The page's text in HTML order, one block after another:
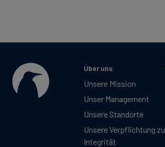
Über uns
Unsere Mission
Unser Management
Unsere Standorte
Unsere Verpflichtung zu
Integrität